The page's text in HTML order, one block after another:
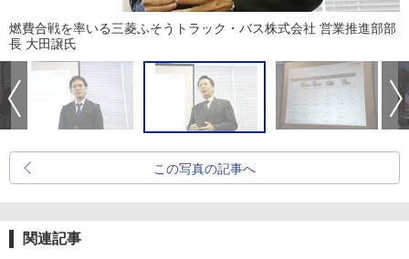
燃費合戦を率いる三菱ふそうトラック・バス株式会社 営業推進部部
長 大田譲氏
この写真の記事へ
関連記事